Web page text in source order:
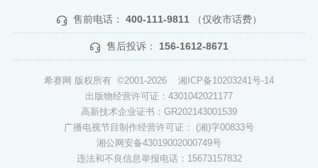
售前电话： 400-111-9811 （仅收市话费）
售后投诉： 156-1612-8671
希赛网 版权所有 ©2001-2026 湘ICP备10203241号-14
出版物经营许可证：4301042021177
高新技术企业证书：GR202143001539
广播电视节目制作经营许可证： (湘)字00833号
湘公网安备43019002000749号
违法和不良信息举报电话：15673157832